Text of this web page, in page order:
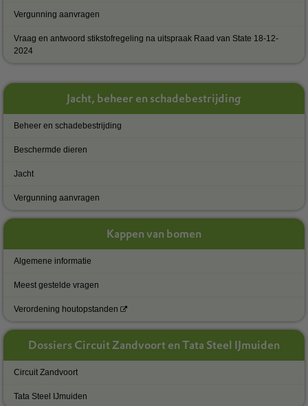
Vergunning aanvragen
Vraag en antwoord stikstofregeling na uitspraak Raad van State 18-12-
2024
Jacht, beheer en schadebestrijding
Beheer en schadebestrijding
Beschermde dieren
Jacht
Vergunning aanvragen
Kappen van bomen
Algemene informatie
Meest gestelde vragen
Verordening houtopstanden
Dossiers Circuit Zandvoort en Tata Steel IJmuiden
Circuit Zandvoort
Tata Steel IJmuiden